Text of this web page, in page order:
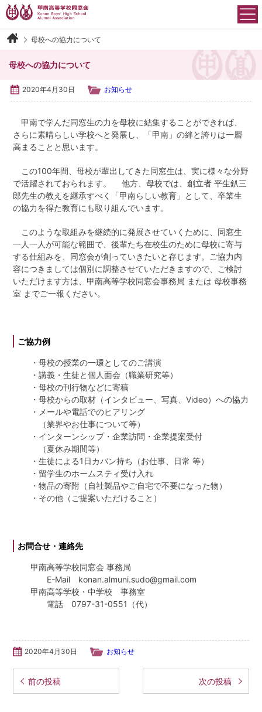
Skip
to
content
甲南高等学校同窓会について
運営組織
会則
アクセス
イベント情報
各学年・クラブ同窓会
同窓生紹介
育友会について
関連リンク
サイトマップ
お問い合わせ
甲南高等学校・中学校
甲南大学同窓会
甲南小学校・甲南幼稚園
母校への協力について
母校への協力について
2020年4月30日 お知らせ
甲南で学んだ同窓生の力を母校に結集することができれば、
さらに素晴らしい学校へと発展し、「甲南」の絆と誇りは一層
高まることと思います。
この100年間、母校が輩出してきた同窓生は、実に様々な分野
で活躍されておられます。 他方、母校では、創立者 平生釟三
郎先生の教えを継承すべく「甲南らしい教育」として、卒業生
の協力を得た教育にも取り組んでいます。
このような取組みを継続的に発展させていくために、同窓生
一人一人が可能な範囲で、後輩たち在校生のために母校に寄与
する仕組みを、同窓会が創っていきたいと存じます。ご協力内
容につきましては個別に調整させていただきますので、ご検討
いただけます方は、甲南高等学校同窓会事務局 または 母校事務
室 までご一報ください。
ご協力例
・母校の授業の一環としてのご講演
・講義・生徒と個人面会（職業研究等）
・母校の刊行物などに寄稿
・母校からの取材（インタビュー、写真、Video）への協力
・メールや電話でのヒアリング
（業界やお仕事について等）
・インターンシップ・企業訪問・企業提案受付
（夏休み期間等）
・生徒による1日カバン持ち（お仕事、日常 等）
・留学生のホームスティ受け入れ
・物品の寄附（自社製品やご自宅で不要になった物）
・その他（ご提案いただけること）
お問合せ・連絡先
甲南高等学校同窓会 事務局
E-Mail konan.almuni.sudo@gmail.com
甲南高等学校・中学校 事務室
電話 0797-31-0551（代）
2020年4月30日 お知らせ
前の投稿 次の投稿